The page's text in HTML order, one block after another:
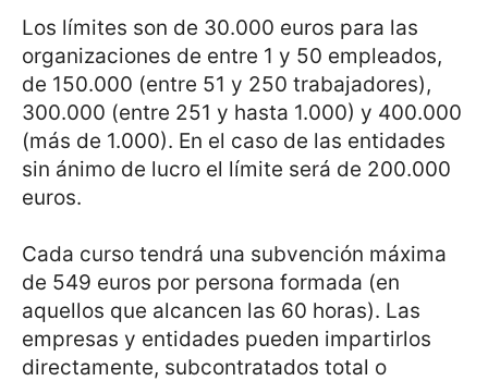
Los límites son de 30.000 euros para las
organizaciones de entre 1 y 50 empleados,
de 150.000 (entre 51 y 250 trabajadores),
300.000 (entre 251 y hasta 1.000) y 400.000
(más de 1.000). En el caso de las entidades
sin ánimo de lucro el límite será de 200.000
euros.
Cada curso tendrá una subvención máxima
de 549 euros por persona formada (en
aquellos que alcancen las 60 horas). Las
empresas y entidades pueden impartirlos
directamente, subcontratados total o